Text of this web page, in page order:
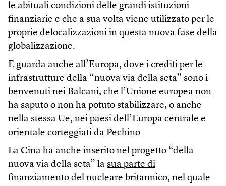
le abituali condizioni delle grandi istituzioni
finanziarie e che a sua volta viene utilizzato per le
proprie delocalizzazioni in questa nuova fase della
globalizzazione.
E guarda anche all’Europa, dove i crediti per le
infrastrutture della “nuova via della seta” sono i
benvenuti nei Balcani, che l’Unione europea non
ha saputo o non ha potuto stabilizzare, o anche
nella stessa Ue, nei paesi dell’Europa centrale e
orientale corteggiati da Pechino.
La Cina ha anche inserito nel progetto “della
nuova via della seta” la sua parte di
finanziamento del nucleare britannico, nel quale